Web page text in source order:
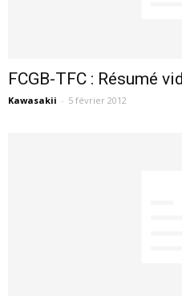
FCGB-TFC : Résumé
Kawasakii - 5 février 2012